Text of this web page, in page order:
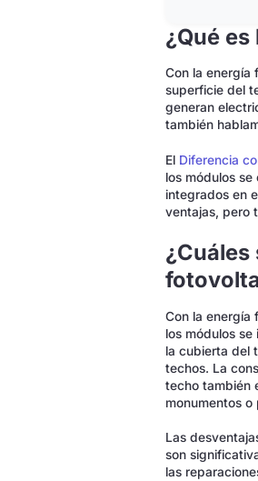
¿Qué
Con la energía
superficie del
generan
también
El Diferencia
los módulos
integrados en
ventajas, pero
Con la energía
los módulos
la cubierta del
techos. La
techo también
monumentos
Las
son
las